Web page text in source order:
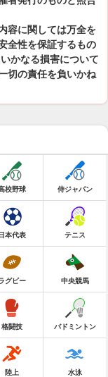
容に関しては万全を
全性を保証するもの
かなる損害について
切の責任を負いかね
校野球 侍ジャパン
日本代表 テニス
グビー 中央競馬
格闘技 バドミントン
陸上 水泳